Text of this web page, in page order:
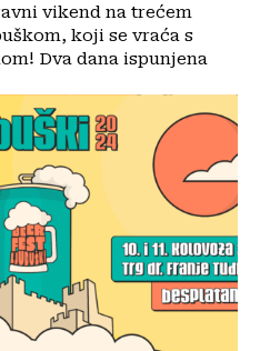
vikend na trećem
koji se vraća s
Dva dana ispunjena